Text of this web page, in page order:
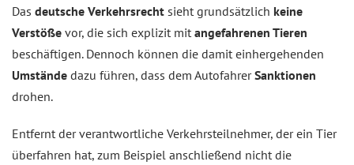
Das deutsche Verkehrsrecht sieht grundsätzlich keine
Verstöße vor, die sich explizit mit angefahrenen Tieren
beschäftigen. Dennoch können die damit einhergehenden
Umstände dazu führen, dass dem AutofahrerSanktionen
drohen.
Entfernt der verantwortliche Verkehrsteilnehmer, der ein Tier
überfahren hat, zum Beispiel anschließend nicht die